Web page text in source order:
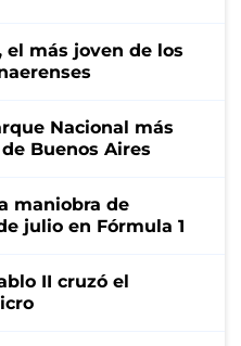
el más joven de los
Nacional más
Buenos Aires
maniobra de
julio en Fórmula 1
II cruzó el